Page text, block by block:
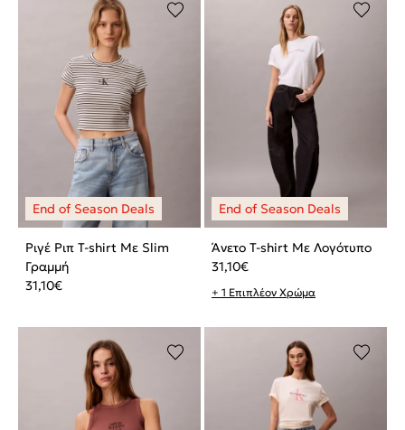
Ριγέ Ριπ T-shirt Με Slim
Γραμμή
31,10€
Άνετο T-shirt Με Λογότυπο
31,10€
+ 1 Επιπλέον Χρώμα